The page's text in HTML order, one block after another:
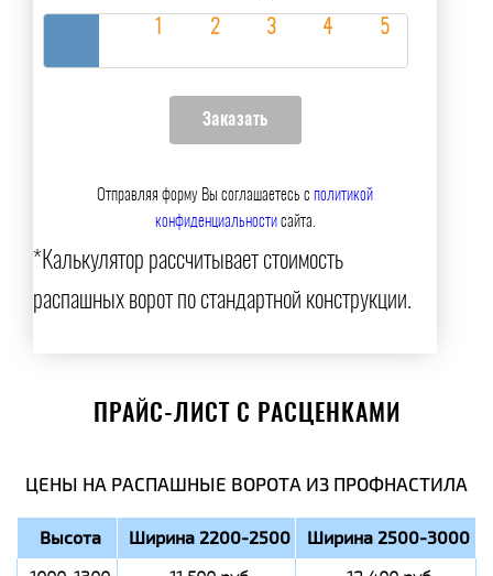
Отправляя форму Вы соглашаетесь сполитикой
конфиденциальностисайта.
*Калькулятор рассчитывает стоимость
распашных ворот по стандартной конструкции.
ПРАЙС-ЛИСТ С РАСЦЕНКАМИ
ЦЕНЫ НА РАСПАШНЫЕ ВОРОТА ИЗ ПРОФНАСТИЛА
Высота Ширина 2200-2500 Ширина 2500-3000